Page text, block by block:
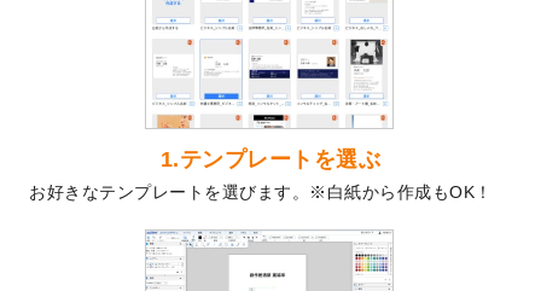
を公開いたしました。
喪中はがきのデザインテンプレート
いたしました。
2025年版1月始まりのカレンダーデザイン
テンプレート
を公開いたしました。
なりました！
プラスチックカードのデザインテンプレー
トを追加しました。
1.テンプレートを選ぶ
お好きなテンプレートを選びます。※白紙から作成もOK！